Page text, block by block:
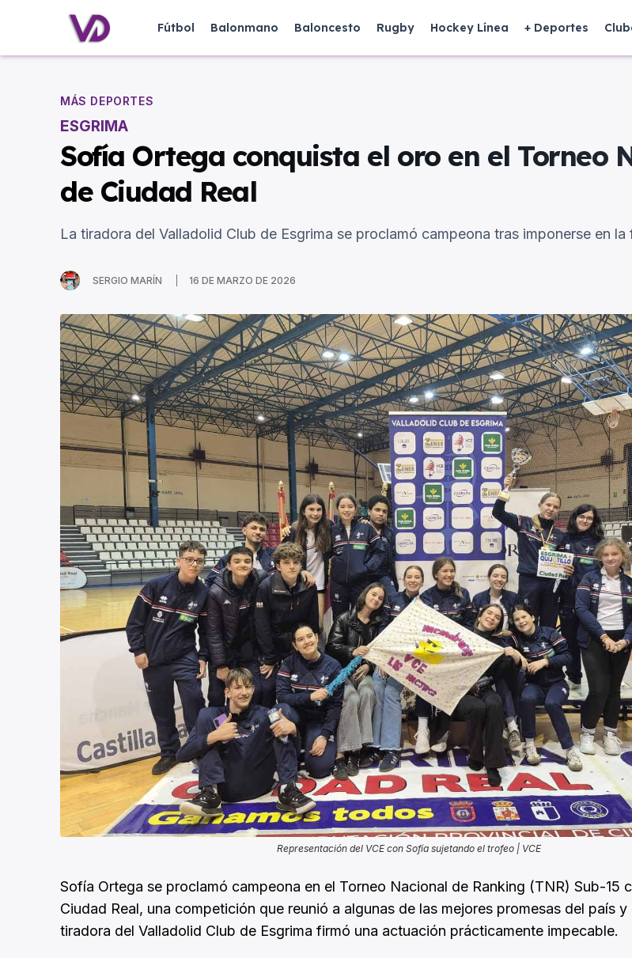
Fútbol Balonmano Baloncesto Rugby Hockey Línea + Deportes
MÁS DEPORTES
ESGRIMA
Sofía Ortega conquista el oro en el Torneo
de Ciudad Real
La tiradora del Valladolid Club de Esgrima se proclamó campeona tras imponerse en
SERGIO MARÍN 16 DE MARZO DE 2026
Representación del VCE con Sofía sujetando el trofeo | VCE
Sofía Ortega se proclamó campeona en el Torneo Nacional de Ranking (TNR) Sub-15
Ciudad Real, una competición que reunió a algunas de las mejores promesas del país y
tiradora del Valladolid Club de Esgrima firmó una actuación prácticamente impecable.